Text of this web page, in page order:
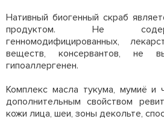
Нативный биогенный скраб
продуктом. Не
генномодифицированных,
веществ, консервантов, не
гипоаллергенен.
Комплекс масла тукума, мумиё и
дополнительным свойством
кожи лица, шеи, зоны декольте,